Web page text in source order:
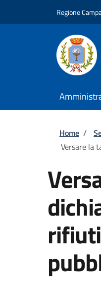
Regione
Home /
Versare la